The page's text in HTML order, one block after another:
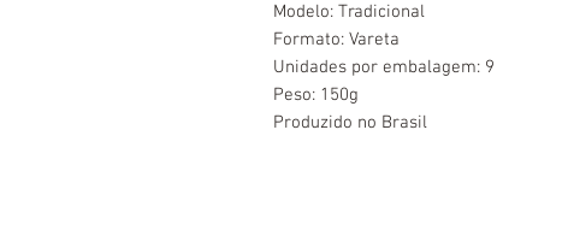
Modelo: Tradicional
Formato: Vareta
Unidades por embalagem: 9
Peso: 150g
Produzido no Brasil